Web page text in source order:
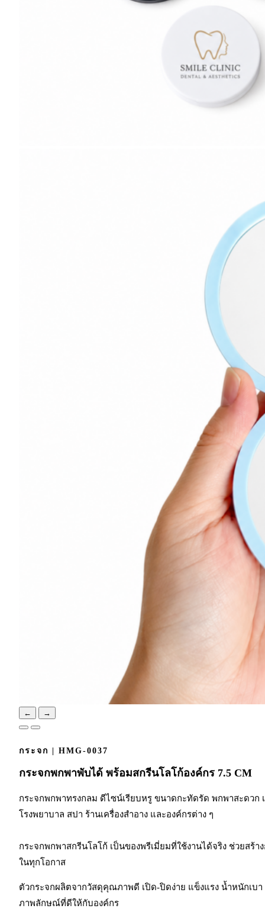
← →
กระจก | HMG-0037
กระจกพกพาพับได้ พร้อมสกรีนโลโก้องค์กร 7.5 CM
กระจกพกพาทรงกลม ดีไซน์เรียบหรู ขนาดกะทัดรัด พกพาสะดวก
โรงพยาบาล สปา ร้านเครื่องสำอาง และองค์กรต่าง ๆ
กระจกพกพาสกรีนโลโก้ เป็นของพรีเมี่ยมที่ใช้งานได้จริง ช่วยส
ในทุกโอกาส
ตัวกระจกผลิตจากวัสดุคุณภาพดี เปิด-ปิดง่าย แข็งแรง น้ำหนักเบ
ภาพลักษณ์ที่ดีให้กับองค์กร